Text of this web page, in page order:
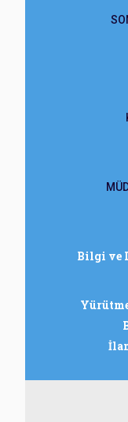
Bilgi ve